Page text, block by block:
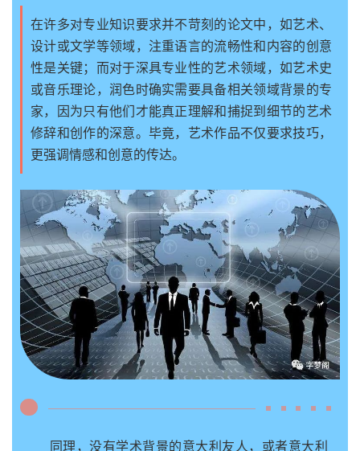
在许多对专业知识要求并不苛刻的论文中，如艺术、
设计或文学等领域，注重语言的流畅性和内容的创意
性是关键；而对于深具专业性的艺术领域，如艺术史
或音乐理论，润色时确实需要具备相关领域背景的专
家，因为只有他们才能真正理解和捕捉到细节的艺术
修辞和创作的深意。毕竟，艺术作品不仅要求技巧，
更强调情感和创意的传达。
同理，没有学术背景的意大利友人，或者意大利